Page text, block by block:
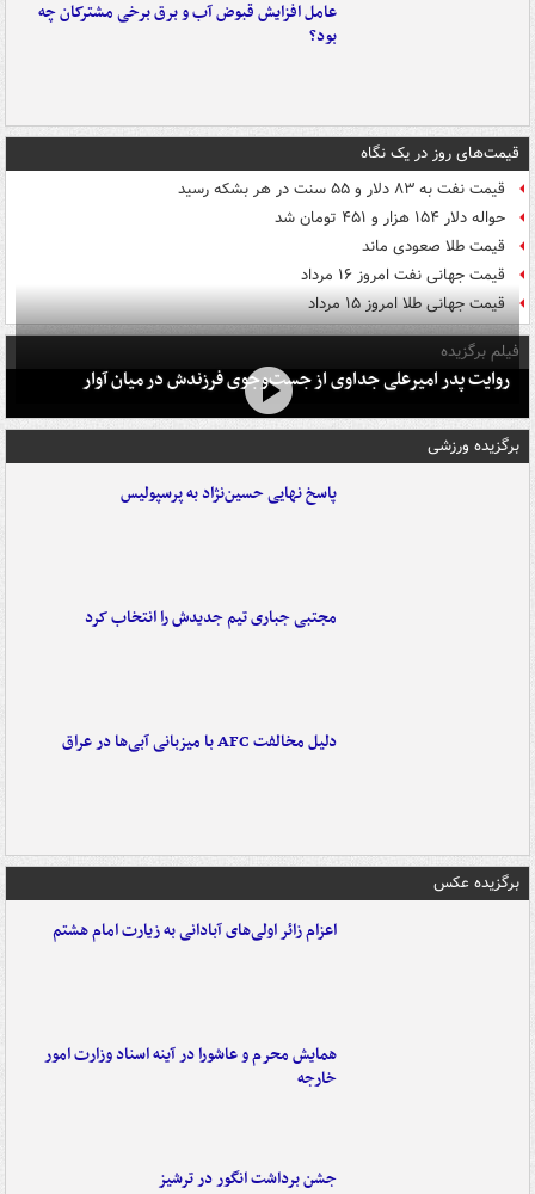
عامل افزایش قبوض آب و برق برخی مشترکان چه
بود؟
قیمت‌های روز در یک نگاه
قیمت نفت به ۸۳ دلار و ۵۵ سنت در هر بشکه رسید
حواله دلار ۱۵۴ هزار و ۴۵۱ تومان شد
قیمت طلا صعودی ماند
قیمت جهانی نفت امروز ۱۶ مرداد
قیمت جهانی طلا امروز ۱۵ مرداد
فیلم برگزیده
روایت پدر امیرعلی جداوی از جست‌وجوی فرزندش در میان آوار
برگزیده ورزشی
پاسخ نهایی حسین‌نژاد به پرسپولیس
مجتبی جباری تیم جدیدش را انتخاب کرد
دلیل مخالفت AFC با میزبانی آبی‌ها در عراق
برگزیده عکس
اعزام زائر اولی‌های آبادانی به زیارت امام هشتم
همایش محرم و عاشورا در آینه اسناد وزارت امور
خارجه
جشن برداشت انگور در ترشیز